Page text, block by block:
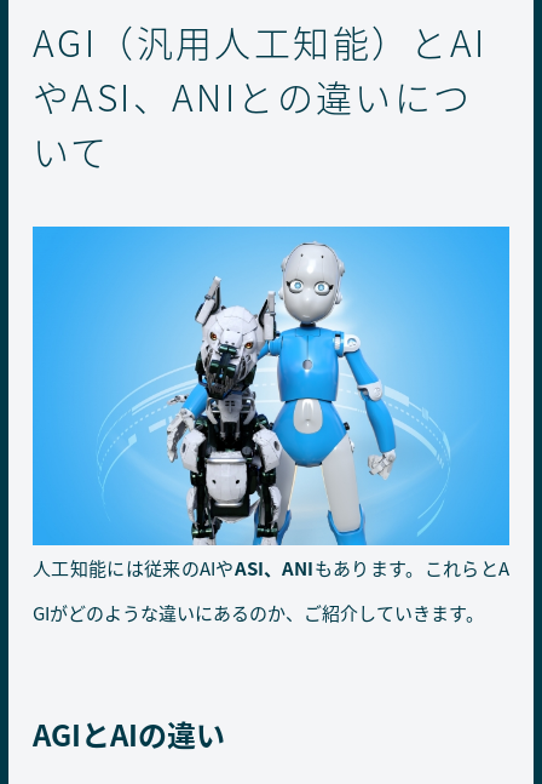
AGI（汎用人工知能）とAI
やASI、ANIとの違いにつ
いて
人工知能には従来のAIやASI、ANIもあります。これらとA
GIがどのような違いにあるのか、ご紹介していきます。
AGIとAIの違い